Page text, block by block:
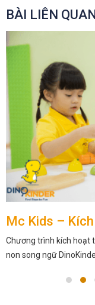
BÀI LIÊN QUAN
Mc Kids –
Chương trình kích hoạt
non song ngữ